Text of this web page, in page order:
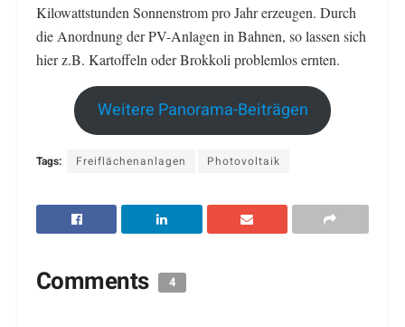
Kilowattstunden Sonnenstrom pro Jahr erzeugen. Durch
die Anordnung der PV-Anlagen in Bahnen, so lassen sich
hier z.B. Kartoffeln oder Brokkoli problemlos ernten.
Weitere Panorama-Beiträgen
Tags: Freiflächenanlagen Photovoltaik
Comments 4